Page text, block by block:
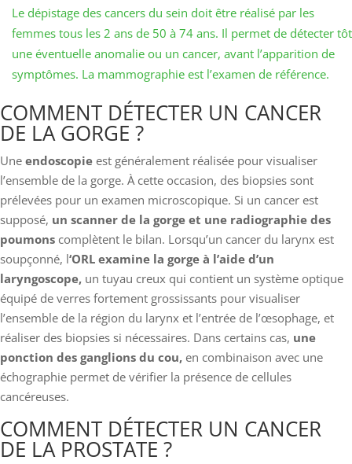
Le dépistage des cancers du sein doit être réalisé par les
femmes tous les 2 ans de 50 à 74 ans. Il permet de détecter tôt
une éventuelle anomalie ou un cancer, avant l’apparition de
symptômes. La mammographie est l’examen de référence.
​​​​​​COMMENT DÉTECTER UN CANCER
DE LA GORGE ?
Une endoscopie est généralement réalisée pour visualiser
l’ensemble de la gorge. À cette occasion, des biopsies sont
prélevées pour un examen microscopique. Si un cancer est
supposé, un scanner de la gorge et une radiographie des
poumons complètent le bilan. Lorsqu’un cancer du larynx est
soupçonné, l‘ORL examine la gorge à l’aide d’un
laryngoscope, un tuyau creux qui contient un système optique
équipé de verres fortement grossissants pour visualiser
l’ensemble de la région du larynx et l’entrée de l’œsophage, et
réaliser des biopsies si nécessaires. Dans certains cas, une
ponction des ganglions du cou, en combinaison avec une
échographie permet de vérifier la présence de cellules
cancéreuses.
COMMENT DÉTECTER UN CANCER
DE LA PROSTATE ?